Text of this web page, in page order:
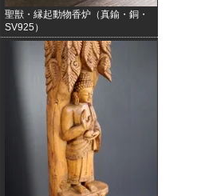
聖獣・縁起動物香炉（真鍮・銅・
SV925）